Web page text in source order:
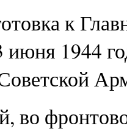
к
июня 1944
во